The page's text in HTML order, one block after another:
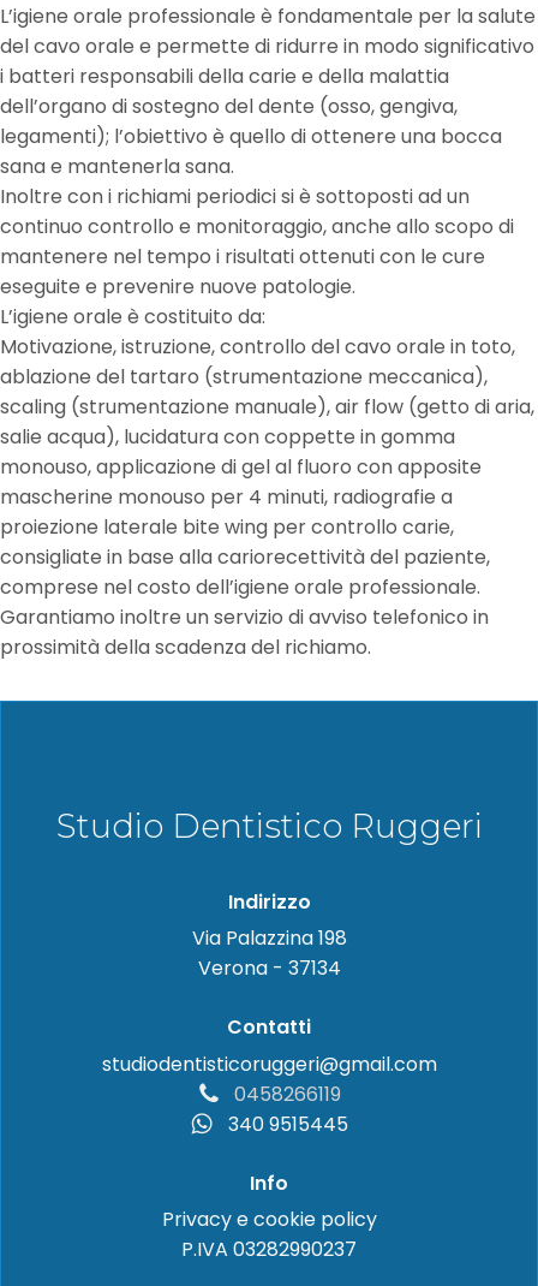
L’igiene orale professionale è fondamentale per la salute
del cavo orale e permette di ridurre in modo significativo
i batteri responsabili della carie e della malattia
dell’organo di sostegno del dente (osso, gengiva,
legamenti); l’obiettivo è quello di ottenere una bocca
sana e mantenerla sana.
Inoltre con i richiami periodici si è sottoposti ad un
continuo controllo e monitoraggio, anche allo scopo di
mantenere nel tempo i risultati ottenuti con le cure
eseguite e prevenire nuove patologie.
L’igiene orale è costituito da:
Motivazione, istruzione, controllo del cavo orale in toto,
ablazione del tartaro (strumentazione meccanica),
scaling (strumentazione manuale), air flow (getto di aria,
salie acqua), lucidatura con coppette in gomma
monouso, applicazione di gel al fluoro con apposite
mascherine monouso per 4 minuti, radiografie a
proiezione laterale bite wing per controllo carie,
consigliate in base alla cariorecettività del paziente,
comprese nel costo dell’igiene orale professionale.
Garantiamo inoltre un servizio di avviso telefonico in
prossimità della scadenza del richiamo.
Studio Dentistico Ruggeri
Indirizzo
Via Palazzina 198
Verona - 37134
Contatti
studiodentisticoruggeri@gmail.com
0458266119
340 9515445
Info
Privacy e cookie policy
P.IVA 03282990237